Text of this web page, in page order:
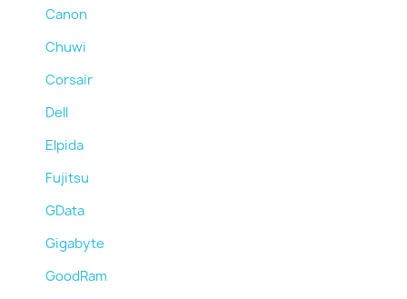
Canon
Chuwi
Corsair
Dell
Elpida
Fujitsu
GData
Gigabyte
GoodRam